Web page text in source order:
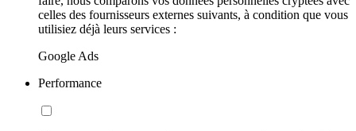
celles des fournisseurs externes suivants, à condition que vous
utilisiez déjà leurs services :
Google Ads
Performance